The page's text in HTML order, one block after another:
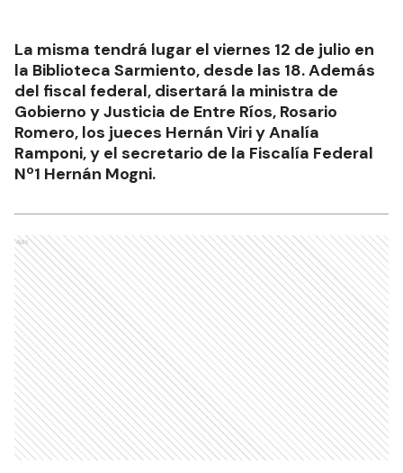
La misma tendrá lugar el viernes 12 de julio en
la Biblioteca Sarmiento, desde las 18. Además
del fiscal federal, disertará la ministra de
Gobierno y Justicia de Entre Ríos, Rosario
Romero, los jueces Hernán Viri y Analía
Ramponi, y el secretario de la Fiscalía Federal
Nº1 Hernán Mogni.
Ads